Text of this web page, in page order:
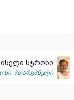
სტრონი
, მთარგმნელი